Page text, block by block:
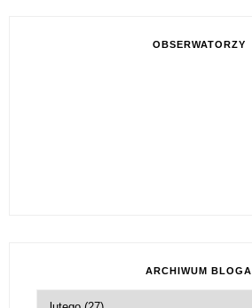
OBSERWATORZY
ARCHIWUM BLOGA